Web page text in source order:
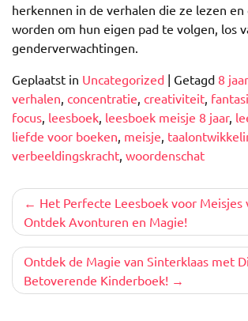
herkennen in de verhalen die ze lezen
worden om hun eigen pad te volgen, los
genderverwachtingen.
Geplaatst in Uncategorized | Getagd 8 jaar
verhalen concentratie creativiteit
focus leesboek leesboek meisje 8 jaar,
liefde voor boeken meisje
verbeeldingskracht woordenschat
Berichtnavigatie
Het Perfecte Leesboek voor Meisjes
Ontdek Avonturen en Magie!
Ontdek de Magie van Sinterklaas met
Betoverende Kinderboek!